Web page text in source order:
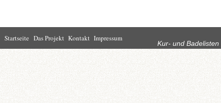
Startseite
Leben in Bad
Homburg
Rathaus
Kur- und Badelisten
Startseite Das Projekt Kontakt Impressum